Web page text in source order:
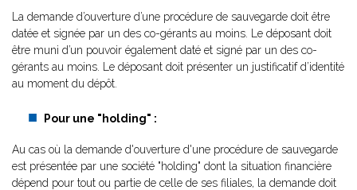
La demande d’ouverture d’une procédure de sauvegarde doit être
datée et signée par un des co-gérants au moins. Le déposant doit
être muni d’un pouvoir également daté et signé par un des co-
gérants au moins. Le déposant doit présenter un justificatif d’identité
au moment du dépôt.
Pour une "holding" :
Au cas où la demande d'ouverture d'une procédure de sauvegarde
est présentée par une société "holding" dont la situation financière
dépend pour tout ou partie de celle de ses filiales, la demande doit